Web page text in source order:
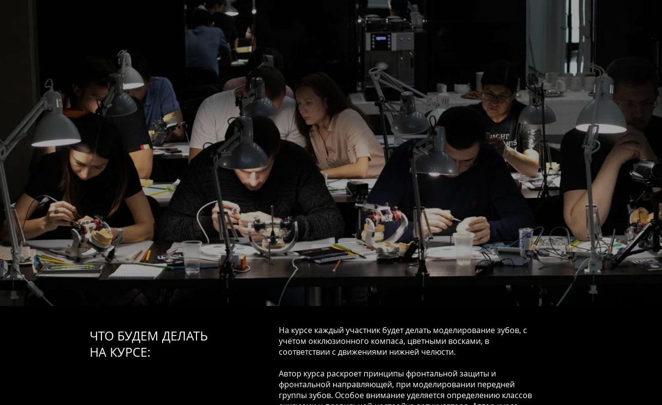
ЧТО БУДЕМ ДЕЛАТЬ
НА КУРСЕ:
На курсе каждый участник будет делать моделирование зубов, с
учётом окклюзионного компаса, цветными восками, в
соответствии с движениями нижней челюсти.
Автор курса раскроет принципы фронтальной защиты и
фронтальной направляющей, при моделировании передней
группы зубов. Особое внимание уделяется определению классов